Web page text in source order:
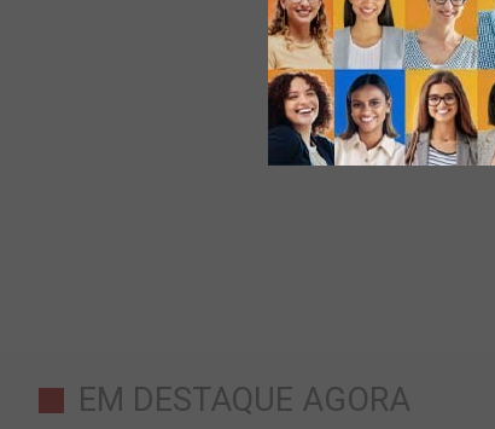
EM DESTAQUE AGORA